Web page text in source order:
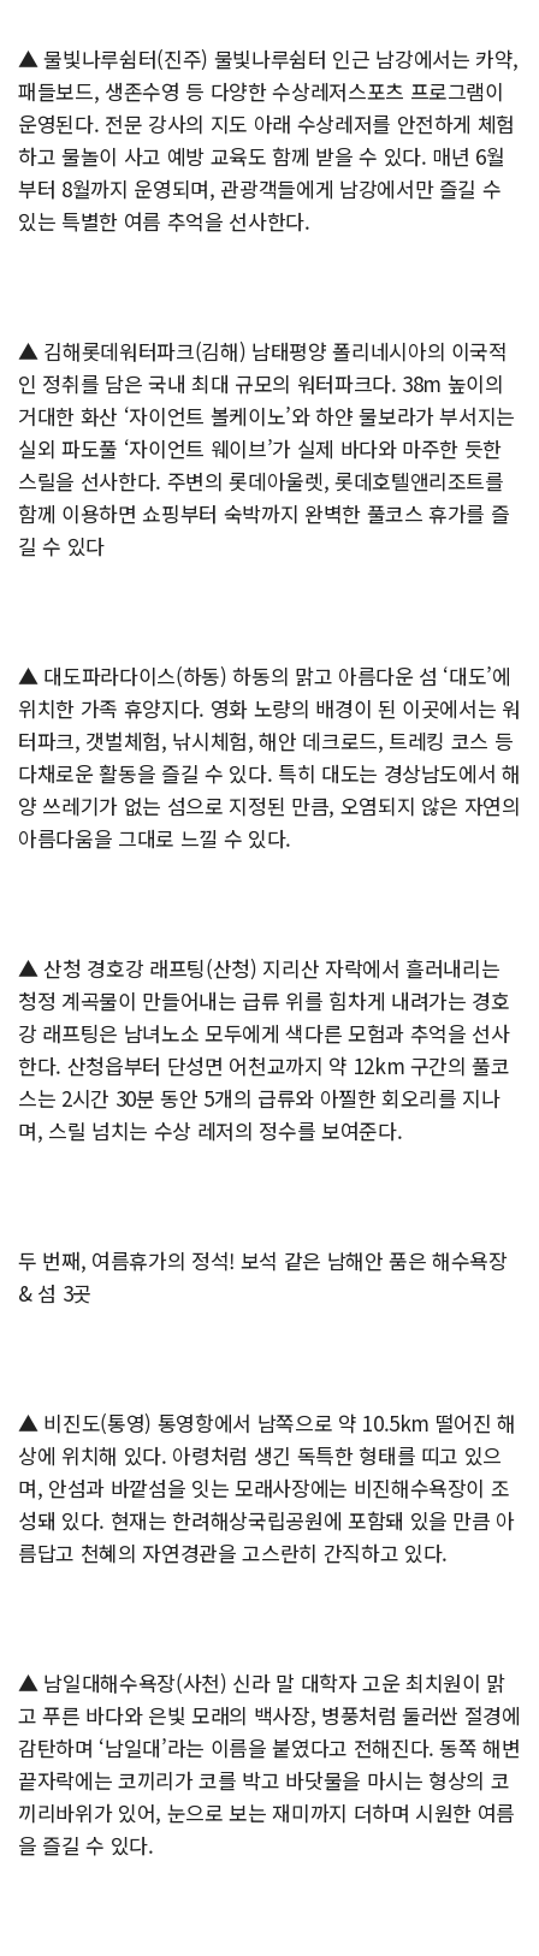
▲ 물빛나루쉼터(진주) 물빛나루쉼터 인근 남강에서는 카약,
패들보드, 생존수영 등 다양한 수상레저스포츠 프로그램이
운영된다. 전문 강사의 지도 아래 수상레저를 안전하게 체험
하고 물놀이 사고 예방 교육도 함께 받을 수 있다. 매년 6월
부터 8월까지 운영되며, 관광객들에게 남강에서만 즐길 수
있는 특별한 여름 추억을 선사한다.
▲ 김해롯데워터파크(김해) 남태평양 폴리네시아의 이국적
인 정취를 담은 국내 최대 규모의 워터파크다. 38m 높이의
거대한 화산 ‘자이언트 볼케이노’와 하얀 물보라가 부서지는
실외 파도풀 ‘자이언트 웨이브’가 실제 바다와 마주한 듯한
스릴을 선사한다. 주변의 롯데아울렛, 롯데호텔앤리조트를
함께 이용하면 쇼핑부터 숙박까지 완벽한 풀코스 휴가를 즐
길 수 있다
▲ 대도파라다이스(하동) 하동의 맑고 아름다운 섬 ‘대도’에
위치한 가족 휴양지다. 영화 노량의 배경이 된 이곳에서는 워
터파크, 갯벌체험, 낚시체험, 해안 데크로드, 트레킹 코스 등
다채로운 활동을 즐길 수 있다. 특히 대도는 경상남도에서 해
양 쓰레기가 없는 섬으로 지정된 만큼, 오염되지 않은 자연의
아름다움을 그대로 느낄 수 있다.
▲ 산청 경호강 래프팅(산청) 지리산 자락에서 흘러내리는
청정 계곡물이 만들어내는 급류 위를 힘차게 내려가는 경호
강 래프팅은 남녀노소 모두에게 색다른 모험과 추억을 선사
한다. 산청읍부터 단성면 어천교까지 약 12km 구간의 풀코
스는 2시간 30분 동안 5개의 급류와 아찔한 회오리를 지나
며, 스릴 넘치는 수상 레저의 정수를 보여준다.
두 번째, 여름휴가의 정석! 보석 같은 남해안 품은 해수욕장
& 섬 3곳
▲ 비진도(통영) 통영항에서 남쪽으로 약 10.5km 떨어진 해
상에 위치해 있다. 아령처럼 생긴 독특한 형태를 띠고 있으
며, 안섬과 바깥섬을 잇는 모래사장에는 비진해수욕장이 조
성돼 있다. 현재는 한려해상국립공원에 포함돼 있을 만큼 아
름답고 천혜의 자연경관을 고스란히 간직하고 있다.
▲ 남일대해수욕장(사천) 신라 말 대학자 고운 최치원이 맑
고 푸른 바다와 은빛 모래의 백사장, 병풍처럼 둘러싼 절경에
감탄하며 ‘남일대’라는 이름을 붙였다고 전해진다. 동쪽 해변
끝자락에는 코끼리가 코를 박고 바닷물을 마시는 형상의 코
끼리바위가 있어, 눈으로 보는 재미까지 더하며 시원한 여름
을 즐길 수 있다.